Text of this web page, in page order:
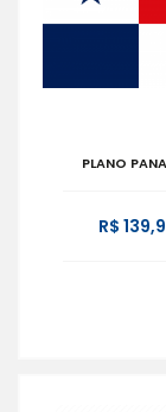
PLANO
R$